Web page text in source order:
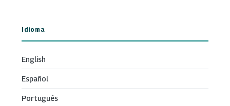
Idioma
English
Español
Português